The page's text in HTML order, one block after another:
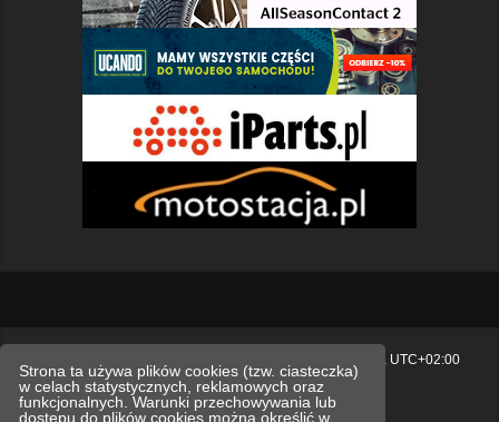
Strona ta używa plików cookies (tzw. ciasteczka)
w celach statystycznych, reklamowych oraz
funkcjonalnych. Warunki przechowywania lub
dostępu do plików cookies można określić w
UTC+02:00
Polityka prywatności.